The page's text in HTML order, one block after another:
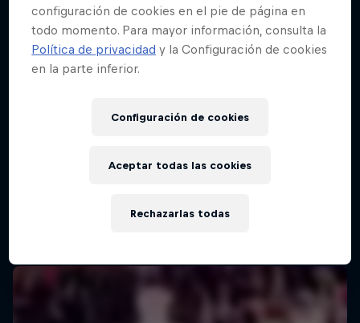
configuración de cookies en el pie de página en
todo momento. Para mayor información, consulta la
Política de privacidad y la Configuración de cookies
en la parte inferior.
Configuración de cookies
Rechazarlas todas
Aceptar todas las cookies